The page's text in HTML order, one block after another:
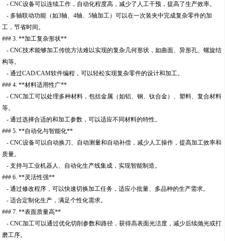
- CNC设备可以连续工作，自动化程度高，减少了人工干预，提高了生产效率。
- 多轴联动功能（如3轴、4轴、5轴加工）可以在一次装夹中完成复杂零件的加
工，节省时间。
### 3. **加工复杂形状**
- CNC技术能够加工传统方法难以实现的复杂几何形状，如曲面、异形孔、螺旋结
构等。
- 通过CAD/CAM软件编程，可以轻松实现复杂零件的设计和加工。
### 4. **材料适用性广**
- CNC加工可以处理多种材料，包括金属（如铝、钢、钛合金）、塑料、复合材料
等。
- 通过选择合适的和加工参数，可以适应不同材料的特性。
### 5. **自动化与智能化**
- CNC设备可以自动换刀、自动测量和自动补偿，减少人工操作，提高加工效率和
质量。
- 支持与工业机器人、自动化生产线集成，实现智能制造。
### 6. **灵活性强**
- 通过修改程序，可以快速切换加工任务，适应小批量、多品种的生产需求。
- 适合定制化生产，满足个性化需求。
### 7. **表面质量高**
- CNC加工可以通过优化切削参数和路径，获得高表面光洁度，减少后续抛光或打
磨工序。